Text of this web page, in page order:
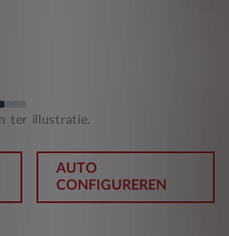
ter illustratie.
AUTO
CONFIGUREREN